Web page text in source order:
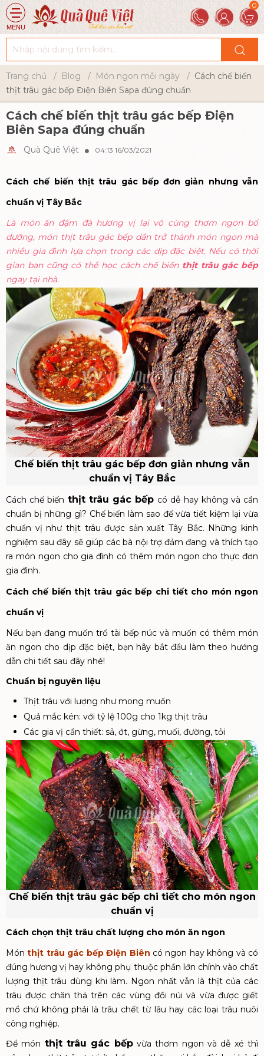
MENU
Trang chủ Blog Món ngon mỗi ngày
Cách chế biến
thịt trâu gác bếp Điện Biên Sapa đúng chuẩn
Cách chế biến thịt trâu gác bếp Điện
Biên Sapa đúng chuẩn
Quà Quê Việt 04:13 16/03/2021
Cách chế biến thịt trâu gác bếp đơn giản nhưng vẫn
chuẩn vị Tây Bắc
Là món ăn đậm đà hương vị lại vô cùng thơm ngon bổ
dưỡng, món thịt trâu gác bếp dần trở thành món ngon mà
nhiều gia đình lựa chọn trong các dịp đặc biệt. Nếu có thời
gian bạn cũng có thể học cách chế biến thịt trâu gác bếp
ngay tại nhà.
Chế biến thịt trâu gác bếp đơn giản nhưng vẫn
chuẩn vị Tây Bắc
Cách chế biến thịt trâu gác bếp có dễ hay không và cần
chuẩn bị những gì? Chế biến làm sao để vừa tiết kiệm lại vừa
chuẩn vị như thịt trâu được sản xuất Tây Bắc. Những kinh
nghiệm sau đây sẽ giúp các bà nội trợ đảm đang và thích tạo
ra món ngon cho gia đình có thêm món ngon cho thực đơn
gia đình.
Cách chế biến thịt trâu gác bếp chi tiết cho món ngon
chuẩn vị
Nếu bạn đang muốn trổ tài bếp núc và muốn có thêm món
ăn ngon cho dịp đặc biệt, bạn hãy bắt đầu làm theo hướng
dẫn chi tiết sau đây nhé!
Chuẩn bị nguyên liệu
Thịt trâu với lượng như mong muốn
Quả mắc kén: với tỷ lệ 100g cho 1kg thịt trâu
Các gia vị cần thiết: sả, ớt, gừng, muối, đường, tỏi
Chế biến thịt trâu gác bếp chi tiết cho món ngon
chuẩn vị
Cách chọn thịt trâu chất lượng cho món ăn ngon
Mónthịt trâu gác bếp Điện Biên có ngon hay không và có
đúng hương vị hay không phụ thuộc phần lớn chính vào chất
lượng thịt trâu dùng khi làm. Ngon nhất vẫn là thịt của các
trâu được chăn thả trên các vùng đồi núi và vừa được giết
mổ chứ không phải là trâu chết từ lâu hay các loại trâu nuôi
công nghiệp.
Để món thịt trâu gác bếpvừa thơm ngon và dễ xé thì